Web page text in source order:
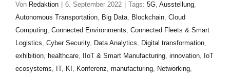
Von Redaktion 6. September 2022 Tags: 5G, Ausstellung,
Autonomous Transportation, Big Data, Blockchain, Cloud
Computing, Connected Environments, Connected Fleets & Smart
Logistics, Cyber Security, Data Analytics, Digital transformation,
exhibition, healthcare, IIoT & Smart Manufacturing, innovation, IoT
ecosystems, IT, KI , Konferenz, manufacturing, Networking,